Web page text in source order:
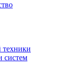
техники
систем